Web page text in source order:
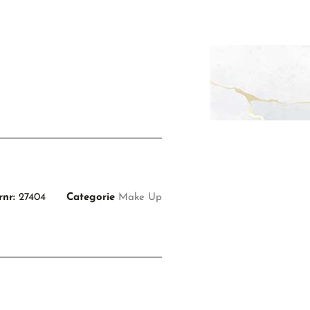
27404 Categorie Make Up